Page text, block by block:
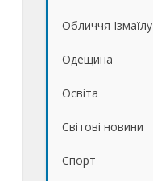
Обличчя Ізмаїлу
Одещина
Освіта
Світові новини
Спорт